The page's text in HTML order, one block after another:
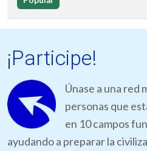
¡Participe!
Únase a una red
personas que
en 10 campos
ayudando a preparar la